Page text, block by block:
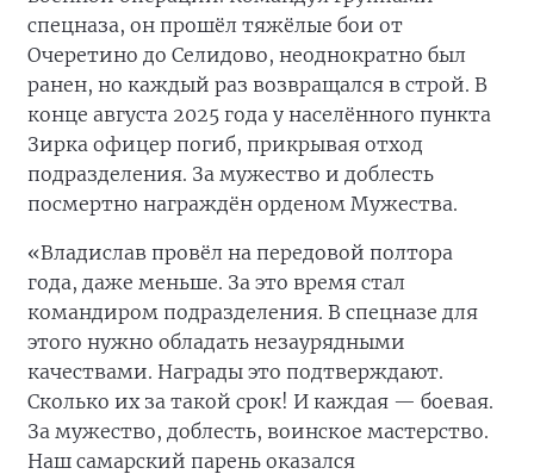
спецназа, он прошёл тяжёлые бои от
Очеретино до Селидово, неоднократно был
ранен, но каждый раз возвращался в строй. В
конце августа 2025 года у населённого пункта
Зирка офицер погиб, прикрывая отход
подразделения. За мужество и доблесть
посмертно награждён орденом Мужества.
«Владислав провёл на передовой полтора
года, даже меньше. За это время стал
командиром подразделения. В спецназе для
этого нужно обладать незаурядными
качествами. Награды это подтверждают.
Сколько их за такой срок! И каждая — боевая.
За мужество, доблесть, воинское мастерство.
Наш самарский парень оказался